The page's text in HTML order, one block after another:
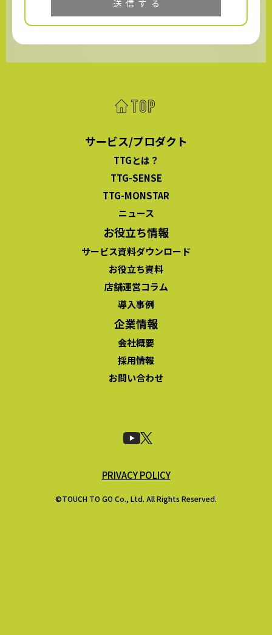
サービス/プロダクト
TTGとは？
TTG-SENSE
TTG-MONSTAR
ニュース
お役立ち情報
サービス資料ダウンロード
お役立ち資料
店舗運営コラム
導入事例
企業情報
会社概要
採用情報
お問い合わせ
PRIVACY POLICY
©TOUCH TO GO Co., Ltd. All Rights Reserved.